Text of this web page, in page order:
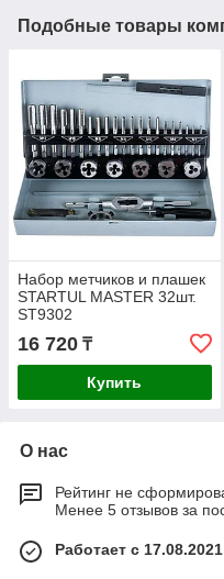
Подобные товары
Набор метчиков и плашек
STARTUL MASTER 32шт.
ST9302
16 720 ₸
Купить
О нас
Рейтинг не
Менее 5 отзывов за
Работает с 17.08.2021